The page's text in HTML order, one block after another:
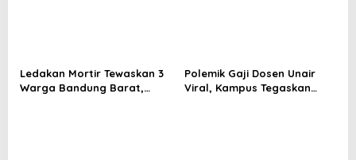
t
Ledakan Mortir Tewaskan 3
Warga Bandung Barat,
Polemik Gaji Dosen Unair
Viral, Kampus Tegaskan